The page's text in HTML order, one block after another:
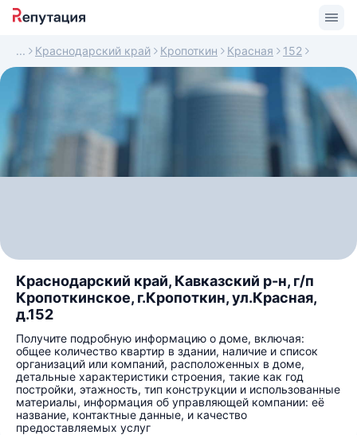
Краснодарский край Кропоткин Красная 152
Краснодарский край, Кавказский р-н, г/п
Кропоткинское, г.Кропоткин, ул.Красная,
д.152
Получите подробную информацию о доме, включая:
общее количество квартир в здании, наличие и список
организаций или компаний, расположенных в доме,
детальные характеристики строения, такие как год
постройки, этажность, тип конструкции и использованные
материалы, информация об управляющей компании: её
название, контактные данные, и качество
предоставляемых услуг